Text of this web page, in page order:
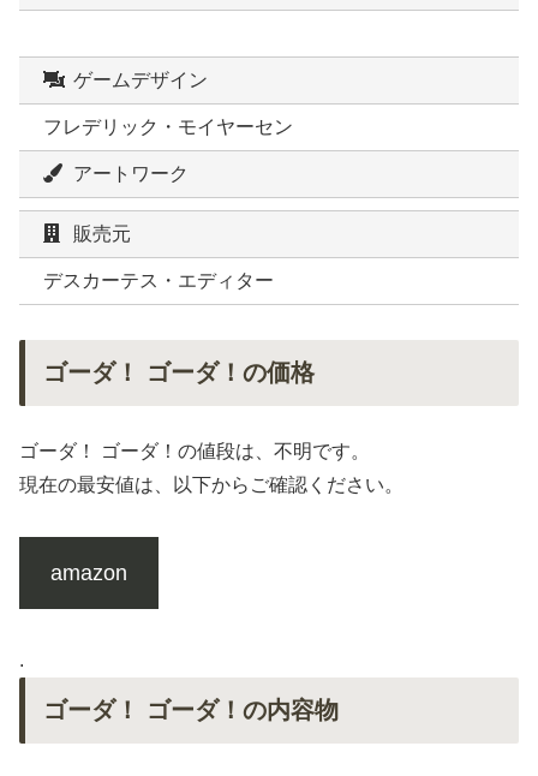
ゲームデザイン
フレデリック・モイヤーセン
アートワーク
販売元
デスカーテス・エディター
ゴーダ！ ゴーダ！の価格
ゴーダ！ ゴーダ！の値段は、不明です。
現在の最安値は、以下からご確認ください。
amazon
.
ゴーダ！ ゴーダ！の内容物